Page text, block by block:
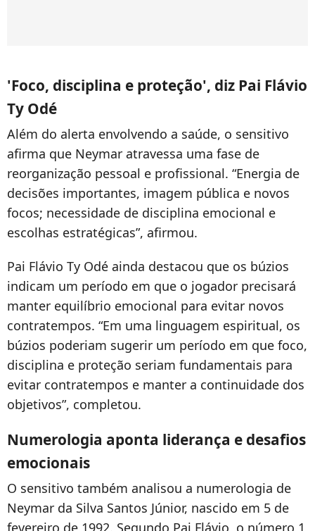
'Foco, disciplina e proteção', diz Pai Flávio
Ty Odé
Além do alerta envolvendo a saúde, o sensitivo
afirma que Neymar atravessa uma fase de
reorganização pessoal e profissional. “Energia de
decisões importantes, imagem pública e novos
focos; necessidade de disciplina emocional e
escolhas estratégicas”, afirmou.
Pai Flávio Ty Odé ainda destacou que os búzios
indicam um período em que o jogador precisará
manter equilíbrio emocional para evitar novos
contratempos. “Em uma linguagem espiritual, os
búzios poderiam sugerir um período em que foco,
disciplina e proteção seriam fundamentais para
evitar contratempos e manter a continuidade dos
objetivos”, completou.
Numerologia aponta liderança e desafios
emocionais
O sensitivo também analisou a numerologia de
Neymar da Silva Santos Júnior, nascido em 5 de
fevereiro de 1992. Segundo Pai Flávio, o número 1